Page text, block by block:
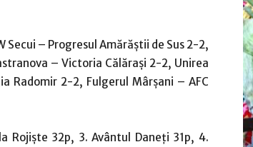
– Progresul Amărăştii de Sus 2-2,
– Victoria Călăraşi 2-2, Unirea
Radomir 2-2, Fulgerul Mârşani – AFC
Rojişte 32p, 3. Avântul Daneţi 31p, 4.